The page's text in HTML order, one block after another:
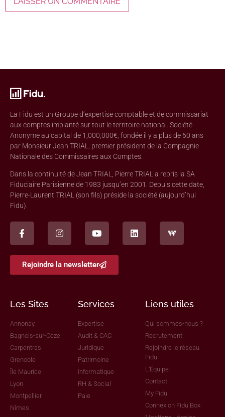
La Fidu est un Groupe d’expertise comptable et de commissariat
aux comptes implanté sur tout le territoire national. Société
Anonyme au capital de 1,000,000€, fondée il y a plus de 60 ans
par Monsieur Jean TRIAL, premier président de la Compagnie
Nationale des Commissaires aux Comptes.
Dans la continuité de Jean TRIAL, Pierre TRIAL a repris la SA
Fiduciaire Parisienne de 1983 jusqu’en 2001. Depuis cette date,
Pierre-Laurent TRIAL (son fils) préside la société (aujourd’hui
Fidu).
Rejoindre la newsletter
Les Sites
Annonay
Bagnols-sur-Cèze
Carpentras
Grenoble
Île Maurice
Lyon
Montpellier
Nîmes
Services
Expertise
Audit & CAC
Juridique
Patrimoine
Informatique
RH & Social
Paie
Liens utiles
Qui sommes-nous ?
Recrutement
Rejoindre le réseau
Fidu
L'Équipe
Contact
My Fidu
Connexion Fidu Box